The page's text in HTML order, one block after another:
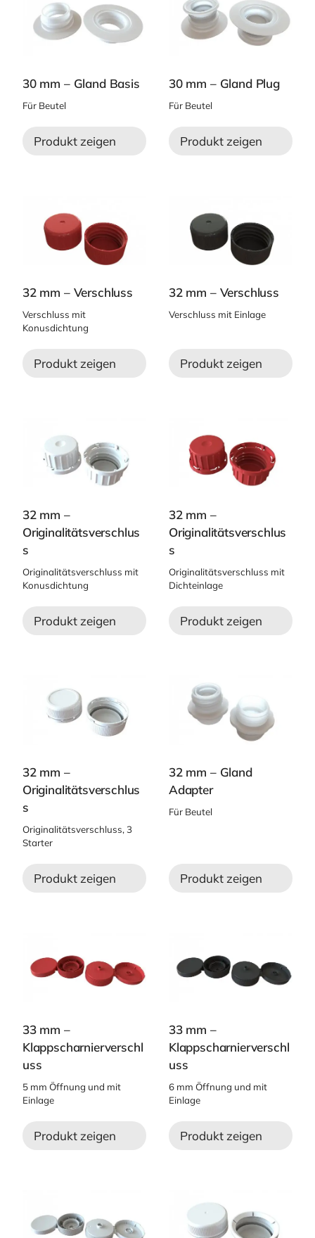
30 mm – Gland Basis
Für Beutel
Produkt zeigen
30 mm – Gland Plug
Für Beutel
Produkt zeigen
32 mm – Verschluss
Verschluss mit
Konusdichtung
Produkt zeigen
32 mm – Verschluss
Verschluss mit Einlage
Produkt zeigen
32 mm –
Originalitätsverschlus
s
Originalitätsverschluss mit
Konusdichtung
Produkt zeigen
32 mm –
Originalitätsverschlus
s
Originalitätsverschluss mit
Dichteinlage
Produkt zeigen
32 mm –
Originalitätsverschlus
s
Originalitätsverschluss, 3
Starter
Produkt zeigen
32 mm – Gland
Adapter
Für Beutel
Produkt zeigen
33 mm –
Klappscharnierverschl
uss
5 mm Öffnung und mit
Einlage
Produkt zeigen
33 mm –
Klappscharnierverschl
uss
6 mm Öffnung und mit
Einlage
Produkt zeigen